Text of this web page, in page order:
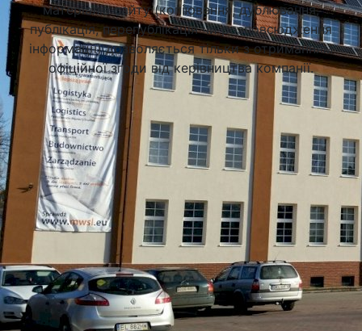
матеріалів сайту (копіювання, дублювання,
публікація, перепублікація чи розповсюдження
інформації) дозволяється тільки з отриманням
офіційної згоди від керівництва компанії.